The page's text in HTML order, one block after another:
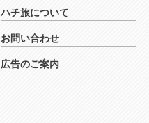
ハチ旅について
お問い合わせ
広告のご案内